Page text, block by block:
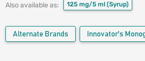
Also available as: 125 mg/5 ml (Syrup)
Alternate Brands Innovator's